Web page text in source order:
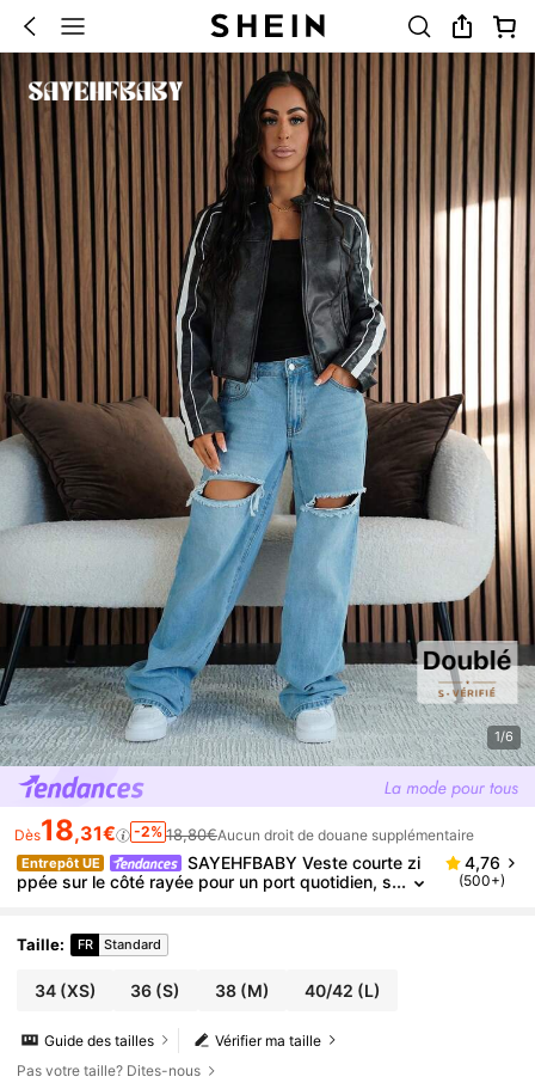
1/6
Dès18,31€ -2% 18,80€Aucun droit de douane supplémentaire
Entrepôt UE
SAYEHFBABY Veste courte zi
ppée sur le côté rayée pour un port quotidien, s
4,76
(500+)
Taille: FR Standard
34(XS) 36 (S) 38(M) 40/42 (L)
Vérifier ma taille
Guide des tailles
Pas votre taille? Dites-nous